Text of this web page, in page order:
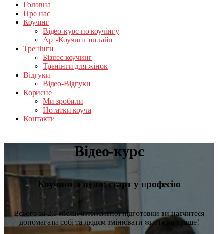
Головна
Про нас
Коучінг
Відео-курс по коучінгу
Арт-Коучинг онлайн
Тренінги
Бізнес коучинг
Тренінги для жінок
Відгуки
Відео-Відгуки
Корисне
Ми зробили
Нотатки коуча
Контакти
Відео-курс
Коучинг з нуля: старт у професію
Всього за 2,5 місяці інтенсивної підготовки ви навчитеся
допомагати собі та людям змінювати життя на краще!